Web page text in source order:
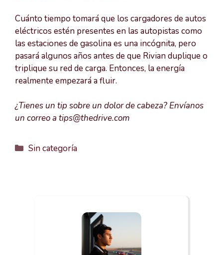
Cuánto tiempo tomará que los cargadores de autos
eléctricos estén presentes en las autopistas como
las estaciones de gasolina es una incógnita, pero
pasará algunos años antes de que Rivian duplique o
triplique su red de carga. Entonces, la energía
realmente empezará a fluir.
¿Tienes un tip sobre un dolor de cabeza? Envíanos
un correo a tips@thedrive.com
Categorías
Sin categoría